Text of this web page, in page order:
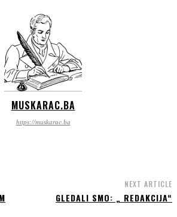
MUSKARAC.BA
https://muskarac.ba
NEXT ARTICLE
GLEDALI SMO: „ REDAKCIJA“